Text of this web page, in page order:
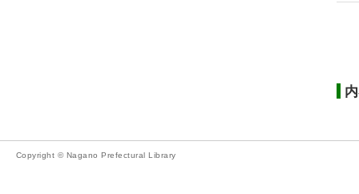
Copyright © Nagano Prefectural Library